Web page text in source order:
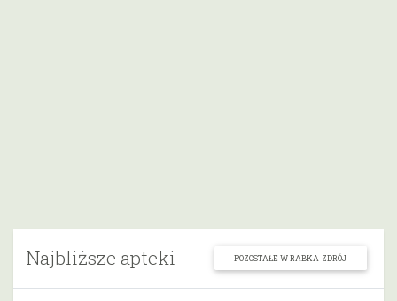
Najbliższe apteki POZOSTAŁE W RABKA-ZDRÓJ